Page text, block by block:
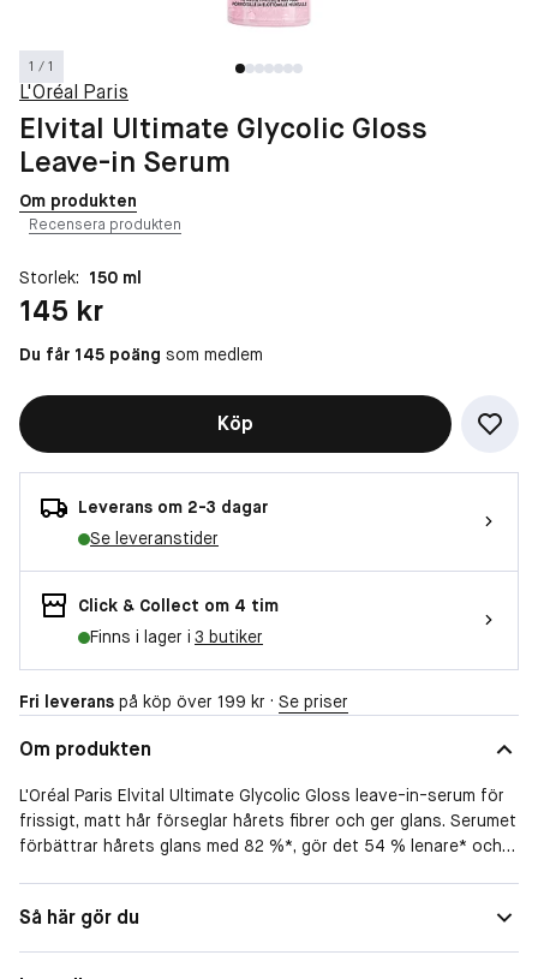
1 / 1
L'Oréal Paris
Elvital Ultimate Glycolic Gloss
Leave-in Serum
Om produkten
Recensera produkten
Storlek: 150 ml
Pris: 145 kr
145 kr
Du får 145 poäng som medlem
Köp
Leverans om 2-3 dagar
Se leveranstider
Click & Collect om 4 tim
Finns i lager i 3 butiker
Fri leverans på köp över 199 kr · Se priser
Om produkten
L'Oréal Paris Elvital Ultimate Glycolic Gloss leave-in-serum för
frissigt, matt hår förseglar hårets fibrer och ger glans. Serumet
förbättrar hårets glans med 82 %*, gör det 54 % lenare* och
hårvårdsrutin för hemmabruk som återställer hårets fibrer,
förbättrar hårets kvalitet och ger långvarig glans.
Så här gör du